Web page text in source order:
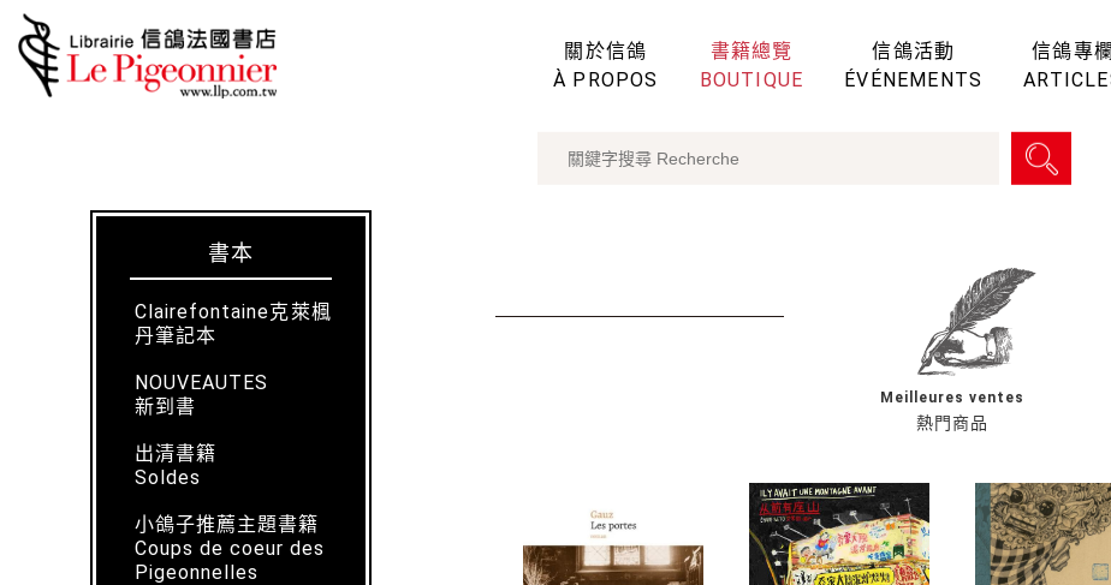
關於信鴿
À PROPOS
書籍總覽
BOUTIQUE
信鴿活動
ÉVÉNEMENTS
信鴿專欄
書本
Clairefontaine克萊楓
丹筆記本
NOUVEAUTES
新到書
出清書籍
Soldes
小鴿子推薦主題書籍
Coups de coeur des
Pigeonnelles
熱門商品
Meilleures ventes